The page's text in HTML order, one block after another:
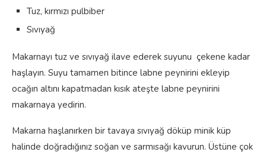
Tuz, kırmızı pulbiber
Sıvıyağ
Makarnayı tuz ve sıvıyağ ilave ederek suyunu çekene kadar
haşlayın. Suyu tamamen bitince labne peynirini ekleyip
ocağın altını kapatmadan kısık ateşte labne peynirini
makarnaya yedirin.
Makarna haşlanırken bir tavaya sıvıyağ döküp minik küp
halinde doğradığınız soğan ve sarmısağı kavurun. Üstüne çok